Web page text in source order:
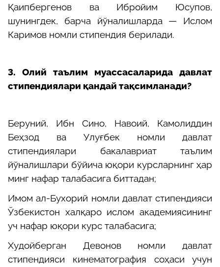
Қаипбергенов ва Ибройим Юсупов,
шунингдек, барча йўналишларда — Ислом
Каримов номли стипендия берилади.
3. Олий таълим муассасаларида давлат
стипендиялари қандай тақсимланади?
Беруний, Ибн Сино, Навоий, Камолиддин
Беҳзод ва Улуғбек номли давлат
стипендиялари бакалавриат таълим
йўналишлари бўйича юқори курсларнинг ҳар
минг нафар талабасига биттадан;
Имом ал-Бухорий номли давлат стипендияси
Ўзбекистон халқаро ислом академиясининг
уч нафар юқори курс талабасига;
Худойберган Девонов номли давлат
стипендияси кинематография соҳаси учун